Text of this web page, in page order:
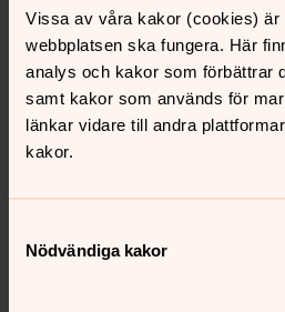
Vissa av våra kakor (cookies) är
webbplatsen ska fungera. Här
analys och kakor som förbättrar
samt kakor som används för
länkar vidare till andra
kakor.
Nödvändiga kakor
Målningen har skänkts av
Över norra dörren finns också
korssymbol. Verket är en gåva
syförening.
Konstnären Erik Tanis gåva till
barnet, är placerad vid
dopseder. Konstnären Gustav